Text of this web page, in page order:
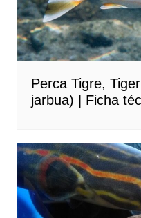
Perca Tigre,
jarbua) | Ficha